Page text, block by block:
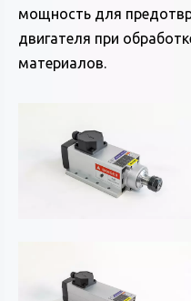
мощность для
двигателя при
материалов.